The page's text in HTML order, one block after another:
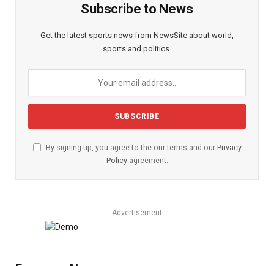
Subscribe to News
Get the latest sports news from NewsSite about world,
sports and politics.
By signing up, you agree to the our terms and our Privacy
Policyagreement.
Advertisement